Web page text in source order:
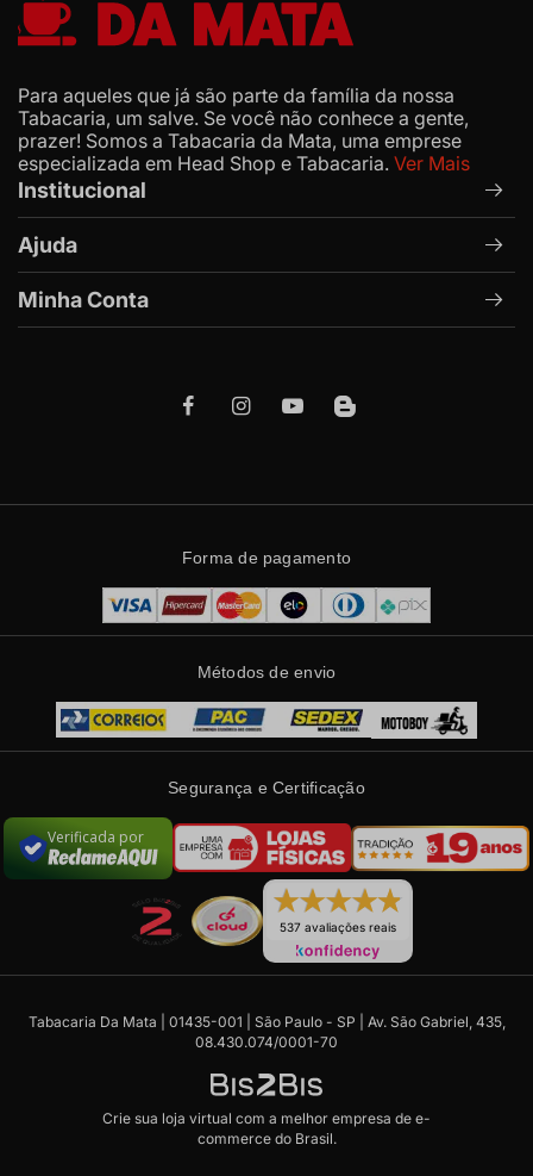
Para aqueles que já são parte da família da nossa
Tabacaria, um salve. Se você não conhece a gente,
prazer! Somos a Tabacaria da Mata, uma emprese
especializada em Head Shop e Tabacaria. Ver Mais
Institucional
Ajuda
Minha Conta
Forma de pagamento
Métodos de envio
Segurança e Certificação
Verificada por
537 avaliações reais
Tabacaria Da Mata | 01435-001 | São Paulo - SP | Av. São Gabriel, 435,
08.430.074/0001-70
Crie sua loja virtual com a melhor empresa de e-
commerce do Brasil.